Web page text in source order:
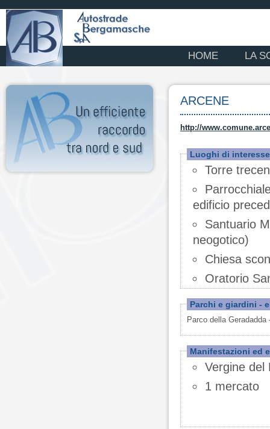
HOME LA
ARCENE
http://
Luoghi di interesse
Torre
edificio
Santuario
neogotico)
Chiesa
Oratorio
Parchi e giardini -
Parco della
Manifestazioni ed
Vergine del
1 mercato